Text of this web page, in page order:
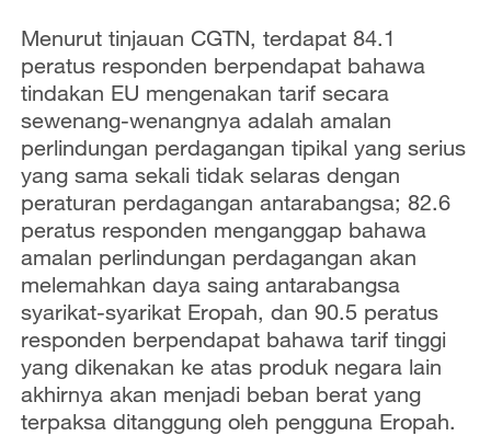
Menurut tinjauan CGTN, terdapat 84.1
peratus responden berpendapat bahawa
tindakan EU mengenakan tarif secara
sewenang-wenangnya adalah amalan
perlindungan perdagangan tipikal yang serius
yang sama sekali tidak selaras dengan
peraturan perdagangan antarabangsa; 82.6
peratus responden menganggap bahawa
amalan perlindungan perdagangan akan
melemahkan daya saing antarabangsa
syarikat-syarikat Eropah, dan 90.5 peratus
responden berpendapat bahawa tarif tinggi
yang dikenakan ke atas produk negara lain
akhirnya akan menjadi beban berat yang
terpaksa ditanggung oleh pengguna Eropah.